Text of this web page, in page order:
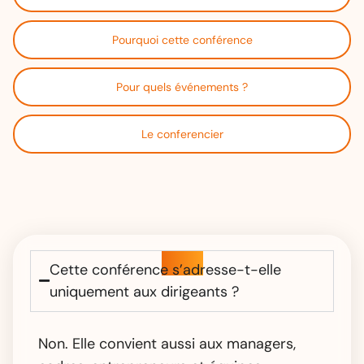
Pourquoi cette conférence
Pour quels événements ?
Le conferencier
FAQ
Cette conférence s’adresse-t-elle
uniquement aux dirigeants ?
Non. Elle convient aussi aux managers,